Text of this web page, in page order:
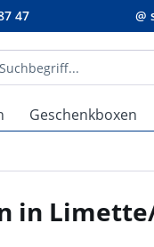
47 @
Geschenkboxen
in